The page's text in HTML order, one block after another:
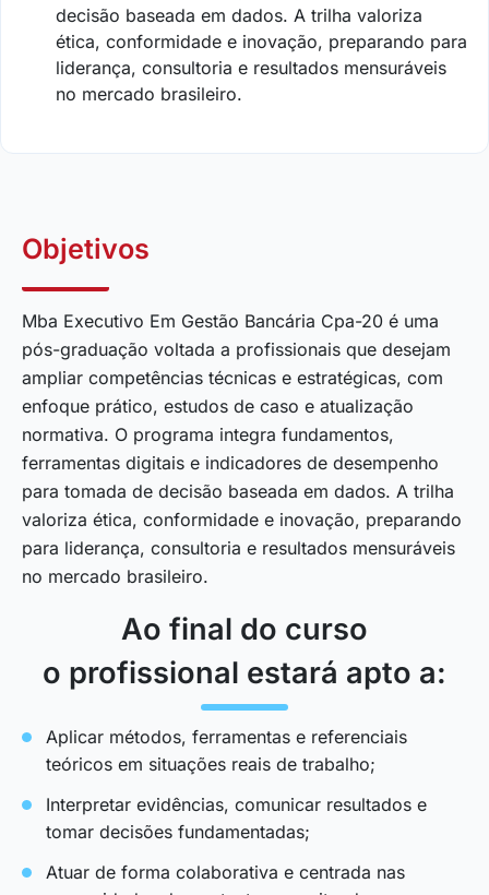
decisão baseada em dados. A trilha valoriza
ética, conformidade e inovação, preparando para
liderança, consultoria e resultados mensuráveis
no mercado brasileiro.
Objetivos
Mba Executivo Em Gestão Bancária Cpa-20 é uma
pós-graduação voltada a profissionais que desejam
ampliar competências técnicas e estratégicas, com
enfoque prático, estudos de caso e atualização
normativa. O programa integra fundamentos,
ferramentas digitais e indicadores de desempenho
para tomada de decisão baseada em dados. A trilha
valoriza ética, conformidade e inovação, preparando
para liderança, consultoria e resultados mensuráveis
no mercado brasileiro.
Ao final do curso
o profissional estará apto a:
Aplicar métodos, ferramentas e referenciais
teóricos em situações reais de trabalho;
Interpretar evidências, comunicar resultados e
tomar decisões fundamentadas;
Atuar de forma colaborativa e centrada nas